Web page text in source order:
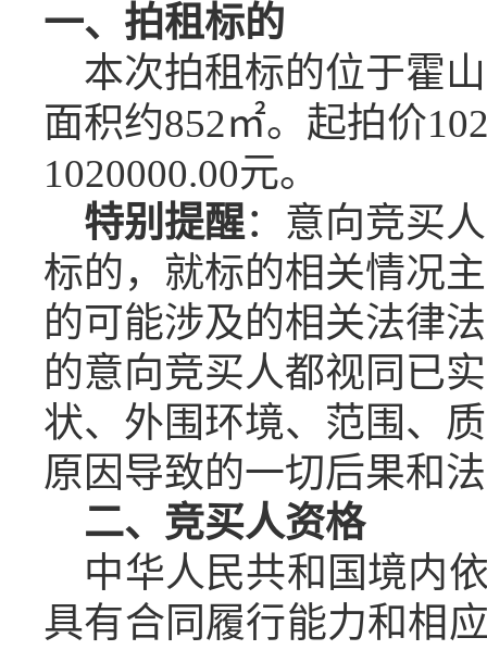
一、拍租标的
本次拍租标的位于霍
面积约852㎡。起拍价
1020000.00元。
特别提醒： 意向竞买
标的，就标的相关情况
的可能涉及的相关法律
的意向竞买人都视同已
状、 外围环境、 范围、
原因导致的一切后果和
二、竞买人资格
中华人民共和国境内
具有合同履行能力和相